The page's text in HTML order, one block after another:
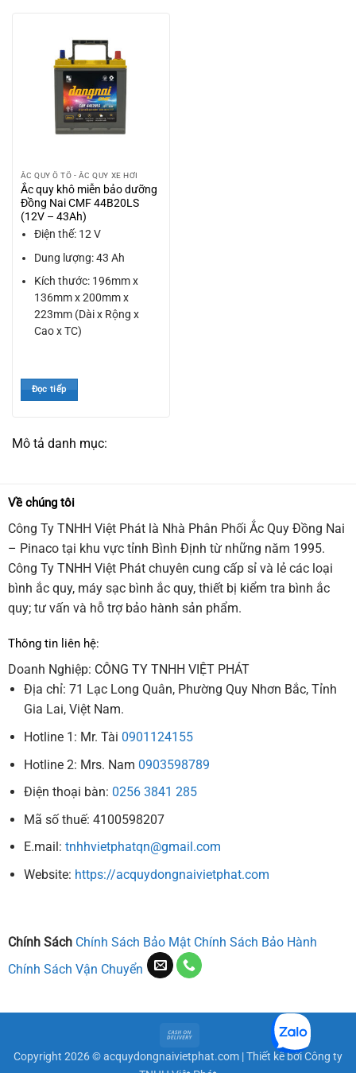
ẮC QUY Ô TÔ - ẮC QUY XE HƠI
Ắc quy khô miễn bảo dưỡng
Đồng Nai CMF 44B20LS
(12V – 43Ah)
Điện thế: 12 V
Dung lượng: 43 Ah
Kích thước: 196mm x
136mm x 200mm x
223mm (Dài x Rộng x
Cao x TC)
Đọc tiếp
Mô tả danh mục:
Về chúng tôi
Công Ty TNHH Việt Phát là Nhà Phân Phối Ắc Quy Đồng Nai
– Pinaco tại khu vực tỉnh Bình Định từ những năm 1995.
Công Ty TNHH Việt Phát chuyên cung cấp sỉ và lẻ các loại
bình ắc quy, máy sạc bình ắc quy, thiết bị kiểm tra bình ắc
quy; tư vấn và hỗ trợ bảo hành sản phẩm.
Thông tin liên hệ:
Doanh Nghiệp: CÔNG TY TNHH VIỆT PHÁT
Địa chỉ: 71 Lạc Long Quân, Phường Quy Nhơn Bắc, Tỉnh
Gia Lai, Việt Nam.
Hotline 1: Mr. Tài 0901124155
Hotline 2: Mrs. Nam 0903598789
Điện thoại bàn: 0256 3841 285
Mã số thuế: 4100598207
E.mail:tnhhvietphatqn@gmail.com
Website: https://acquydongnaivietphat.com
Chính Sách Chính Sách Bảo Mật Chính Sách Bảo Hành
Chính Sách Vận Chuyển
On
Delivery
Copyright 2026 ©acquydongnaivietphat.com | Thiết kế bởi Công ty